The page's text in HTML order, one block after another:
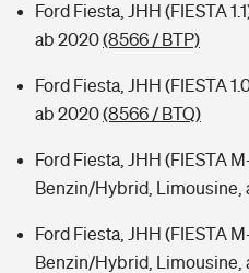
Ford Fiesta, JHH (FIESTA
ab 2020(8566 / BTP)
Ford Fiesta, JHH (FIESTA
ab 2020(8566 / BTQ)
Ford Fiesta, JHH (FIESTA
Benzin/Hybrid, Limousine,
Ford Fiesta, JHH (FIESTA
Benzin/Hybrid, Limousine,